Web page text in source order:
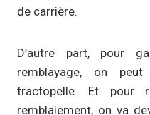
de carrière.
D’autre part, pour
remblayage, on
tractopelle. Et pour
remblaiement, on va